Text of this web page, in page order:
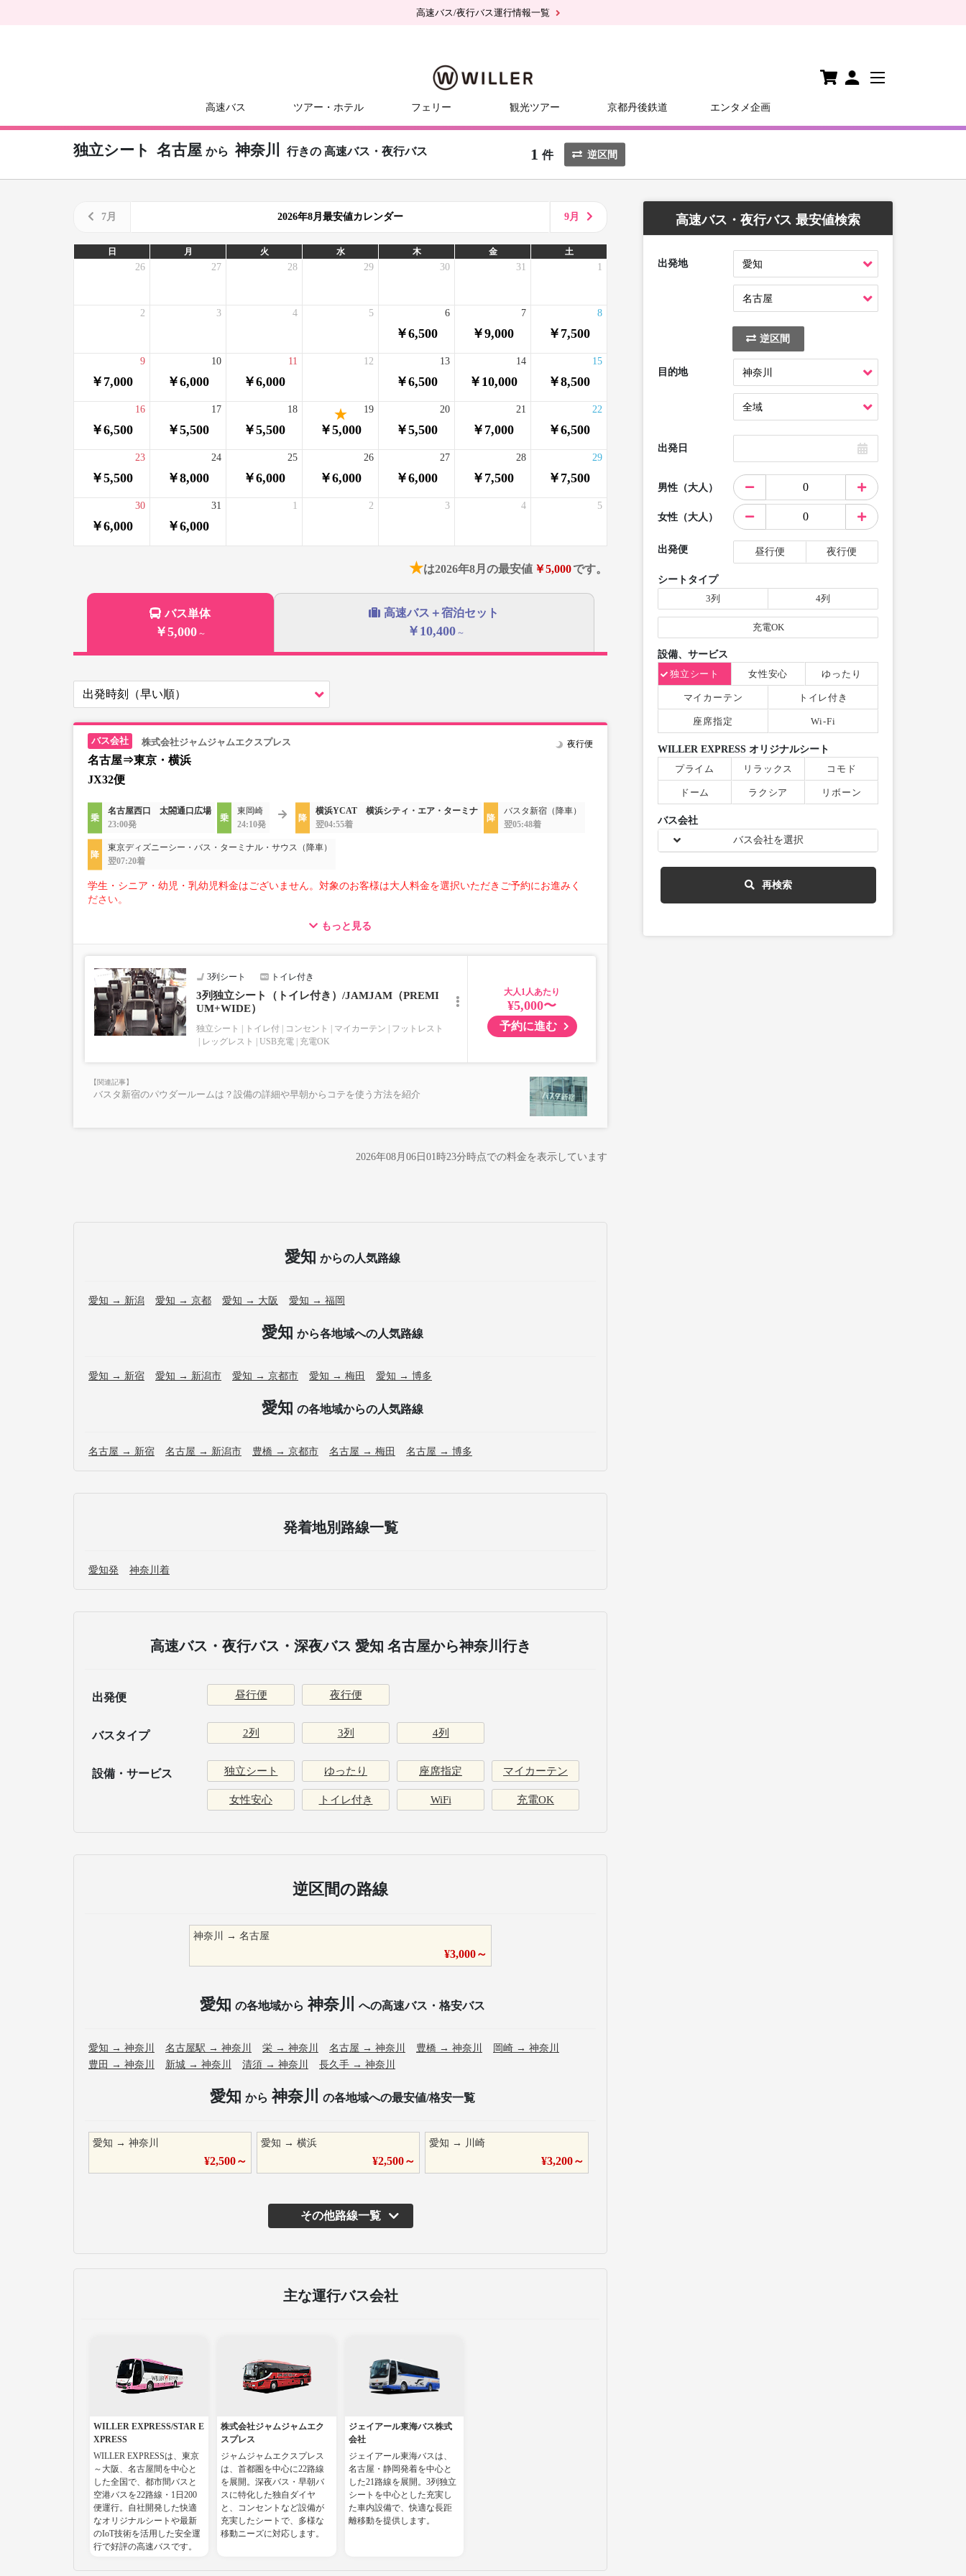
高速バス/夜行バス運行情報一覧
高速バス ツアー・ホテル フェリー 観光ツアー 京都丹後鉄道 エンタメ企画
独立シート 名古屋 から 神奈川 行きの 高速バス・夜行バス 1 件 逆区間
7月 2026年8月最安値カレンダー 9月
日 月 火 水 木 金 土
26 27 28 29 30 31 1
2 3 4 5
￥6,500
6
￥9,000
7
￥7,500
8
￥7,000
9
￥6,000
10
￥6,000
11 12
￥6,500
13
￥10,000
14
￥8,500
15
￥6,500
16
￥5,500
17
￥5,500
18
￥5,000
19
￥5,500
20
￥7,000
21
￥6,500
22
￥5,500
23
￥8,000
24
￥6,000
25
￥6,000
26
￥6,000
27
￥7,500
28
￥7,500
29
￥6,000
30
￥6,000
31 1 2 3 4 5
★は2026年8月の最安値 ￥5,000です。
バス単体
￥5,000 ～
高速バス＋宿泊セット
￥10,400 ～
株式会社ジャムジャムエクスプレス
名古屋⇒東京・横浜
JX32便
夜行便
名古屋西口 太閤通口広場
23:00発
東岡崎
24:10発
横浜YCAT 横浜シティ・エア・ターミナ
翌04:55着
バスタ新宿（降車）
翌05:48着
東京ディズニーシー・バス・ターミナル・サウス（降車）
翌07:20着
学生・シニア・幼児・乳幼児料金はございません。対象のお客様は大人料金を選択いただきご予約にお進みく
ださい。
・3辺合計160cm以内、かつ10kg以下のものをおひとり様1点
■お預かりできない荷物（貴重品以外は車内持ち込みも不可）
楽器・自転車（折りたたみ含む）・ボード等の大きな荷物、壊れ物、危険物、貴重品、ペット、
上記「トランクにてお預かりできる荷物」の条件を満たさないもの
もっと見る
3列シート トイレ付き
3列独立シート（トイレ付き）/JAMJAM（PREMI
UM+WIDE）
独立シート トイレ付 コンセント マイカーテン
フットレスト
レッグレスト
USB充電 充電OK
大人
¥5,000〜
予約に進む
バスタ新宿のパウダールームは？設備の詳細や早朝からコテを使う方法を紹介
2026年08月06日01時23分時点での料金を表示しています
愛知 からの人気路線
愛知 → 新潟 愛知 → 京都 愛知 → 大阪 愛知 → 福岡
愛知 から各地域への人気路線
愛知 → 新宿 愛知 → 新潟市 愛知 → 京都市 愛知 → 梅田 愛知 → 博多
愛知 の各地域からの人気路線
名古屋 → 新宿 名古屋 → 新潟市 豊橋 → 京都市 名古屋 → 梅田 名古屋 → 博多
発着地別路線一覧
愛知発 神奈川着
高速バス・夜行バス・深夜バス 愛知 名古屋から神奈川行き
出発便 昼行便 夜行便
バスタイプ 2列 3列 4列
設備・サービス 独立シート ゆったり 座席指定 マイカーテン
女性安心 トイレ付き WiFi 充電OK
逆区間の路線
神奈川 →名古屋
¥3,000～
愛知 の各地域から 神奈川 への高速バス・格安バス
愛知 → 神奈川 名古屋駅 → 神奈川 栄 → 神奈川 名古屋 → 神奈川 豊橋 → 神奈川 岡崎 → 神奈川
豊田 → 神奈川 新城 → 神奈川 清須 → 神奈川 長久手 → 神奈川
愛知 から 神奈川 の各地域への最安値/格安一覧
愛知 → 神奈川
¥2,500～
愛知 →横浜
¥2,500～
愛知 → 川崎
¥3,200～
その他路線一覧
主な運行バス会社
WILLER EXPRESS/STAR E
XPRESS
WILLER EXPRESSは、東京
～大阪、名古屋間を中心と
した全国で、都市間バスと
空港バスを22路線・1日200
便運行。自社開発した快適
なオリジナルシートや最新
のIoT技術を活用した安全運
行で好評の高速バスです。
株式会社ジャムジャムエク
スプレス
ジャムジャムエクスプレス
は、首都圏を中心に22路線
を展開。深夜バス・早朝バ
スに特化した独自ダイヤ
と、コンセントなど設備が
充実したシートで、多様な
移動ニーズに対応します。
ジェイアール東海バス株式
会社
ジェイアール東海バスは、
名古屋・静岡発着を中心と
した21路線を展開。3列独立
シートを中心とした充実し
た車内設備で、快適な長距
離移動を提供します。
高速バス・夜行バス 最安値検索
出発地
逆区間
目的地
出発日
男性（大人）
女性（大人）
出発便 昼行便 夜行便
シートタイプ
3列
4列
充電OK
設備、サービス
独立シート
女性安心 ゆったり
マイカーテン トイレ付き
座席指定 Wi-Fi
WILLER EXPRESS オリジナルシート
プライム
リラックス コモド
ドーム ラクシア リボーン
バス会社
バス会社を選択
再検索